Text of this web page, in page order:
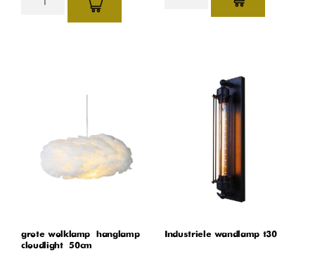
grote wolklamp – hanglamp –
cloudlight – 50cm
Industriele wandlamp t30